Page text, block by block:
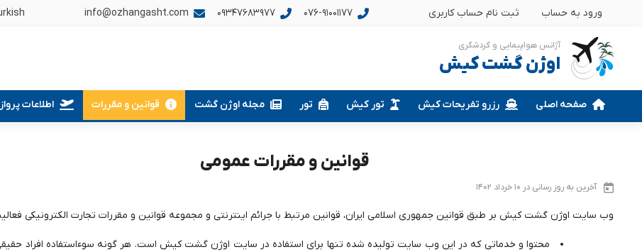
ورود به حساب ثبت نام حساب کاربری 076-91001177
09347683977
info@ozhangasht.com
آژانس هواپیمایی و گردشگری
اوژن گشت کیش
صفحه اصلی رزرو تفریحات کیش تور کیش تور مجله اوژن گشت قوانین و مقررات اطلاعات پرواز
قوانین و مقررات عمومی
آخرین به روز رسانی در 10 خرداد 1402
وب سایت اوژن گشت کیش بر طبق قوانین جمهوری اسلامی ایران، قوانین مرتبط با جرائم اینترنتی و مجموعه قوانین و مقررات تجارت الکترونیکی
محتوا و خدماتی که در این وب سایت تولیده شده تنها برای استفاده در سایت اوژن گشت کیش است. هر گونه سوءاستفاده افراد